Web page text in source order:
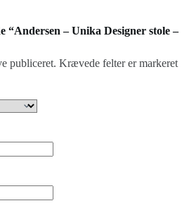
“Andersen – Unika Designer stole –
publiceret. Krævede felter er markeret